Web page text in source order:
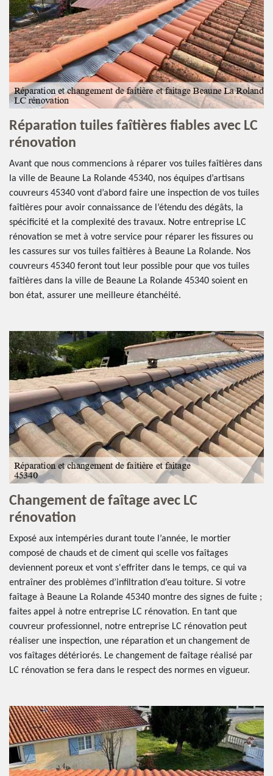
Réparation tuiles faîtières fiables avec LC
rénovation
Avant que nous commencions à réparer vos tuiles faîtières dans
la ville de Beaune La Rolande 45340, nos équipes d’artisans
couvreurs 45340 vont d’abord faire une inspection de vos tuiles
faîtières pour avoir connaissance de l’étendu des dégâts, la
spécificité et la complexité des travaux. Notre entreprise LC
rénovation se met à votre service pour réparer les fissures ou
les cassures sur vos tuiles faîtières à Beaune La Rolande. Nos
couvreurs 45340 feront tout leur possible pour que vos tuiles
faîtières dans la ville de Beaune La Rolande 45340 soient en
bon état, assurer une meilleure étanchéité.
Changement de faîtage avec LC
rénovation
Exposé aux intempéries durant toute l’année, le mortier
composé de chauds et de ciment qui scelle vos faîtages
deviennent poreux et vont s'effriter dans le temps, ce qui va
entraîner des problèmes d’infiltration d’eau toiture. Si votre
faîtage à Beaune La Rolande 45340 montre des signes de fuite ;
faites appel à notre entreprise LC rénovation. En tant que
couvreur professionnel, notre entreprise LC rénovation peut
réaliser une inspection, une réparation et un changement de
vos faîtages détériorés. Le changement de faîtage réalisé par
LC rénovation se fera dans le respect des normes en vigueur.